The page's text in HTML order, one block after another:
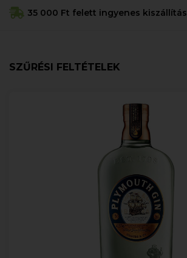
35 000 Ft felett ingyenes kiszállítás
SZŰRÉSI FELTÉTELEK